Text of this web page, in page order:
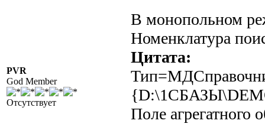
PVR
God Member
Отсутствует
В монопольном
Номенклатура
Цитата:
Поле агрегатного